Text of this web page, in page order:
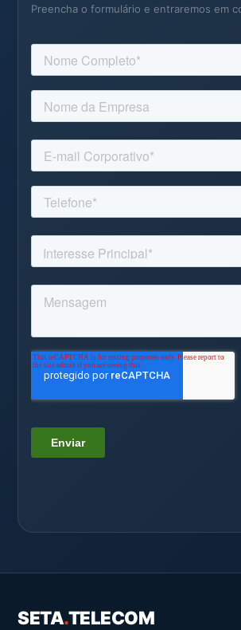
Preencha o formulário e entraremos em
SETA.TELECOM